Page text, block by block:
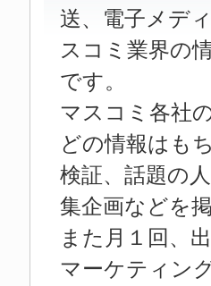
送、電子メデ
スコミ業界の
です。
マスコミ各社
どの情報はも
検証、話題の
集企画などを
また月１回、
マーケティン